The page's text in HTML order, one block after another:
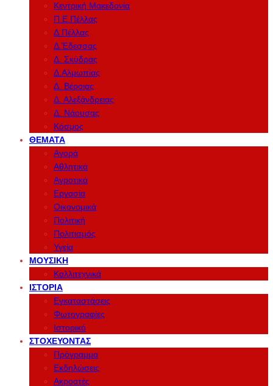
Κεντρική Μακεδονία
Π.Ε.Πέλλας
Δ.Πέλλας
Δ.Έδεσσας
Δ. Σκύδρας
Δ.Αλμωπίας
Δ. Βέροιας
Δ. Αλεξάνδρειας
Δ. Νάουσας
Κόσμος
ΘΈΜΑΤΑ
Αγορά
Αθλητικά
Αγροτικά
Εργασία
Οικονομικά
Πολιτική
Πολιτισμός
Υγεία
ΜΟΥΣΙΚΉ
Καλλιτεχνικά
ΙΣΤΟΡΊΑ
Εγκαταστάσεις
Φωτογραφίες
Ιστορικό
ΣΤΟΧΕΎΟΝΤΑΣ
Πρόγραμμα
Εκδηλώσεις
Ακροατές